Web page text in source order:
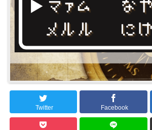
Twitter Facebook